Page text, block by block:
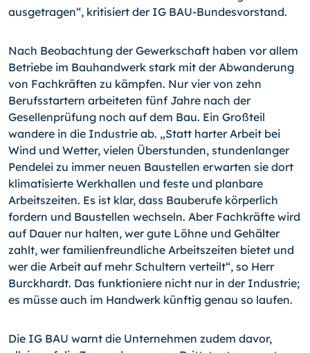
ausgetragen“, kritisiert der IG BAU-Bundesvorstand.
Nach Beobachtung der Gewerkschaft haben vor allem
Betriebe im Bauhandwerk stark mit der Abwanderung
von Fachkräften zu kämpfen. Nur vier von zehn
Berufsstartern arbeiteten fünf Jahre nach der
Gesellenprüfung noch auf dem Bau. Ein Großteil
wandere in die Industrie ab. „Statt harter Arbeit bei
Wind und Wetter, vielen Überstunden, stundenlanger
Pendelei zu immer neuen Baustellen erwarten sie dort
klimatisierte Werkhallen und feste und planbare
Arbeitszeiten. Es ist klar, dass Bauberufe körperlich
fordern und Baustellen wechseln. Aber Fachkräfte wird
auf Dauer nur halten, wer gute Löhne und Gehälter
zahlt, wer familienfreundliche Arbeitszeiten bietet und
wer die Arbeit auf mehr Schultern verteilt“, so Herr
Burckhardt. Das funktioniere nicht nur in der Industrie;
es müsse auch im Handwerk künftig genau so laufen.
Die IG BAU warnt die Unternehmen zudem davor,